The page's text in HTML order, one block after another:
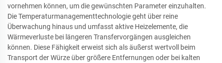
vornehmen können, um die gewünschten Parameter einzuhalten.
Die Temperaturmanagementtechnologie geht über reine
Überwachung hinaus und umfasst aktive Heizelemente, die
Wärmeverluste bei längeren Transfervorgängen ausgleichen
können. Diese Fähigkeit erweist sich als äußerst wertvoll beim
Transport der Würze über größere Entfernungen oder bei kalten